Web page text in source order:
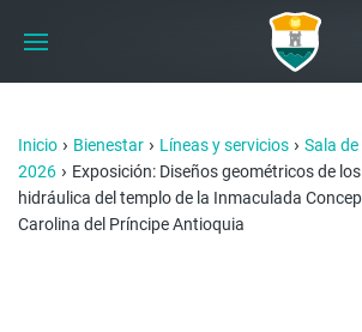
Inicio › Bienestar › Líneas y servicios › Sala
2026 › Exposición: Diseños geométricos de
hidráulica del templo de la Inmaculada
Carolina del Príncipe Antioquia